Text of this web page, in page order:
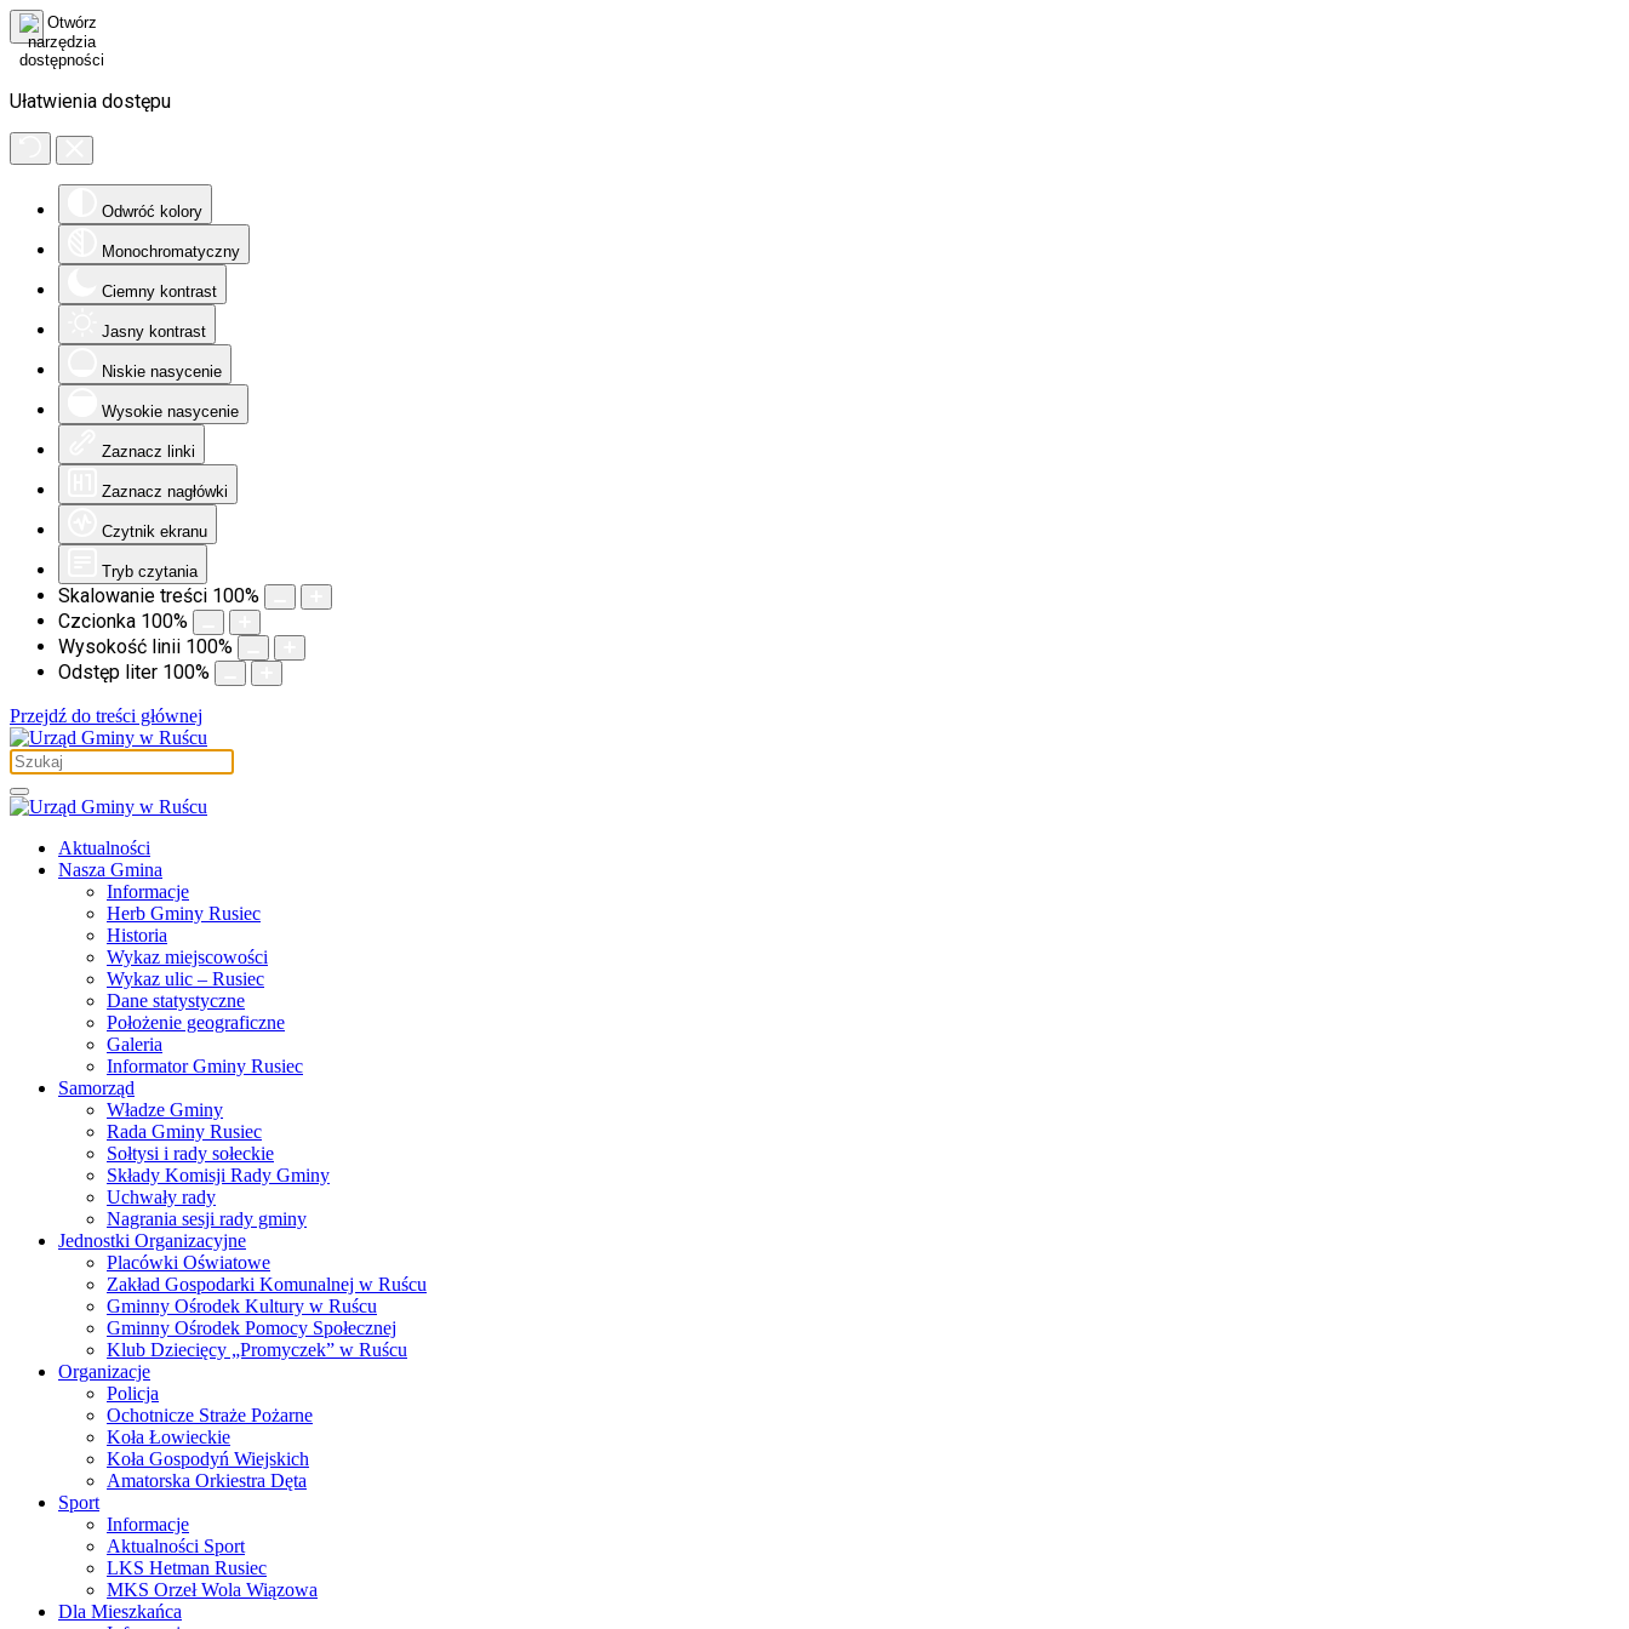
Ułatwienia dostępu
Odwróć kolory
Monochromatyczny
Ciemny kontrast
Jasny kontrast
Niskie nasycenie
Wysokie nasycenie
Zaznacz linki
Zaznacz nagłówki
Czytnik ekranu
Tryb czytania
Skalowanie treści 100%
Czcionka 100%
Wysokość linii 100%
Odstęp liter 100%
Przejdź do treści głównej
Aktualności
Nasza Gmina
Informacje
Herb Gminy Rusiec
Historia
Wykaz miejscowości
Wykaz ulic – Rusiec
Dane statystyczne
Położenie geograficzne
Galeria
Informator Gminy Rusiec
Samorząd
Władze Gminy
Rada Gminy Rusiec
Sołtysi i rady sołeckie
Składy Komisji Rady Gminy
Uchwały rady
Nagrania sesji rady gminy
Jednostki Organizacyjne
Placówki Oświatowe
Zakład Gospodarki Komunalnej w Ruścu
Gminny Ośrodek Kultury w Ruścu
Gminny Ośrodek Pomocy Społecznej
Klub Dziecięcy „Promyczek” w Ruścu
Organizacje
Policja
Ochotnicze Straże Pożarne
Koła Łowieckie
Koła Gospodyń Wiejskich
Amatorska Orkiestra Dęta
Sport
Informacje
Aktualności Sport
LKS Hetman Rusiec
MKS Orzeł Wola Wiązowa
Dla Mieszkańca